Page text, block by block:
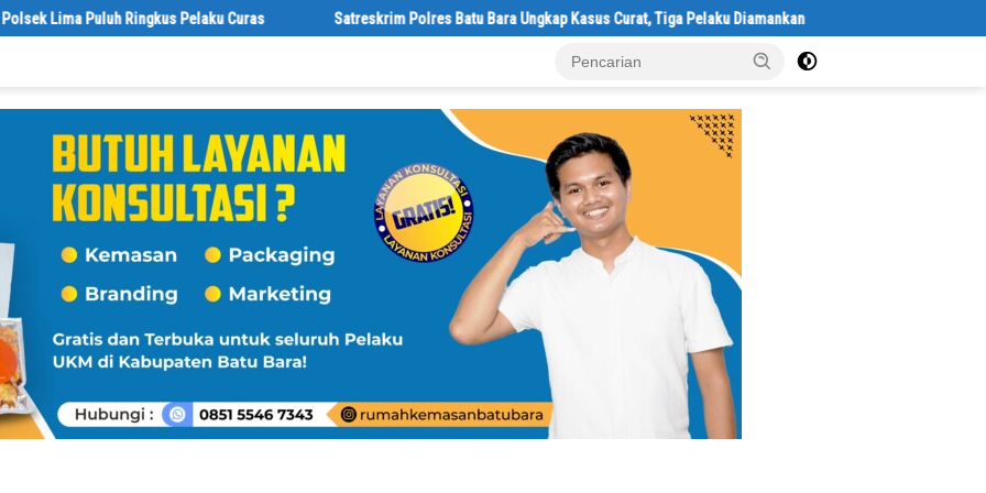
Curas Satreskrim Polres Batu Bara Ungkap Kasus Curat, Tiga Pelaku Diamankan Rumah Dibongkar Satgas TMMD Ke-129 TA